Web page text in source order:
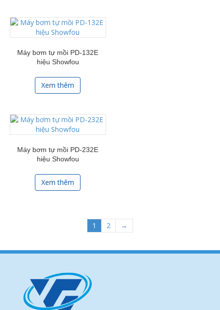
Máy bơm tự mồi PD-132E
hiệu Showfou
Xem thêm
Máy bơm tự mồi PD-232E
hiệu Showfou
Xem thêm
1 2 →